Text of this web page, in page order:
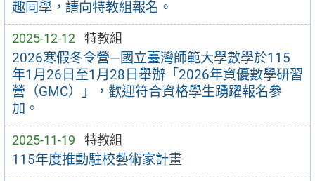
趣同學，請向特教組報名。
2025-12-12 特教組
2026寒假冬令營—國立臺灣師範大學數學於115
年1月26日至1月28日舉辦「2026年資優數學研習
營（GMC）」，歡迎符合資格學生踴躍報名參
加。
2025-11-19 特教組
115年度推動駐校藝術家計畫